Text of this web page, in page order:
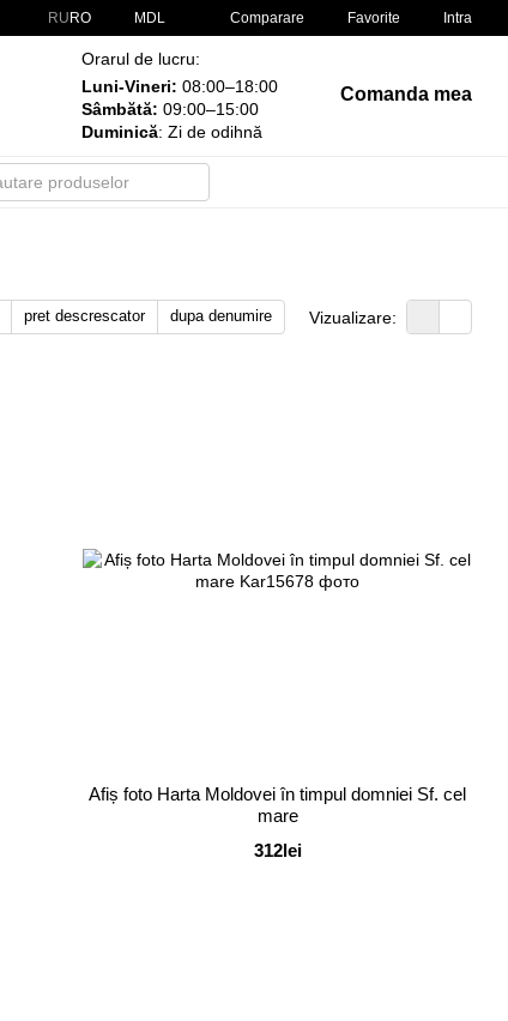
RU RO MDL Comparare Favorite Intra
Orarul de lucru:
Luni-Vineri: 08:00–18:00
Sâmbătă: 09:00–15:00
Duminică: Zi de odihnă
Comanda mea
pret descrescator dupa denumire Vizualizare:
Afiș foto Harta Moldovei în timpul domniei Sf. cel
mare
312lei